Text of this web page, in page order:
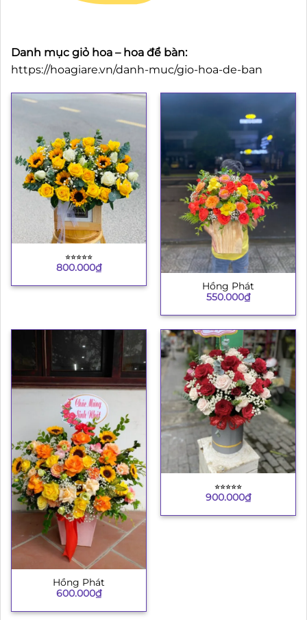
Danh mục giỏ hoa – hoa để bàn:
https://hoagiare.vn/danh-muc/gio-hoa-de-ban
⭐︎⭐︎⭐︎⭐︎⭐︎
800.000₫
Hồng Phát
550.000₫
Hồng Phát
600.000₫
⭐︎⭐︎⭐︎⭐︎⭐︎
900.000₫